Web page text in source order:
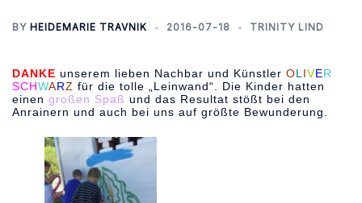
BY HEIDEMARIE TRAVNIK 2016-07-18 TRINITY LIND
DANKE unserem lieben Nachbar und Künstler OL IVER
SCHWARZ für die tolle „Leinwand“. Die Kinder hatten
einen großen Spaß und das Resultat stößt bei den
Anrainern und auch bei uns auf größte Bewunderung.